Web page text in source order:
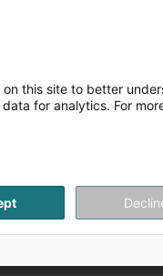
this site to better
for analytics. For